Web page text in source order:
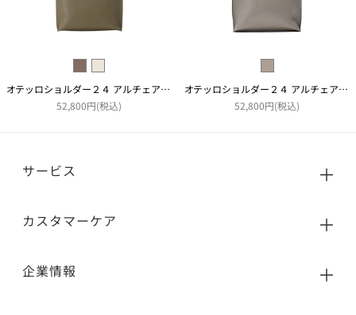
オテッロショルダー２４ アルチェアコピアート
52,800円(税込)
オテッロショルダー２４ アルチェアコピアート
52,800円(税込)
サービス
カスタマーケア
企業情報